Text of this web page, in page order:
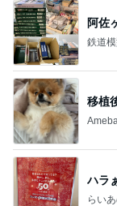
阿佐
鉄道
移植
ハラ
らい